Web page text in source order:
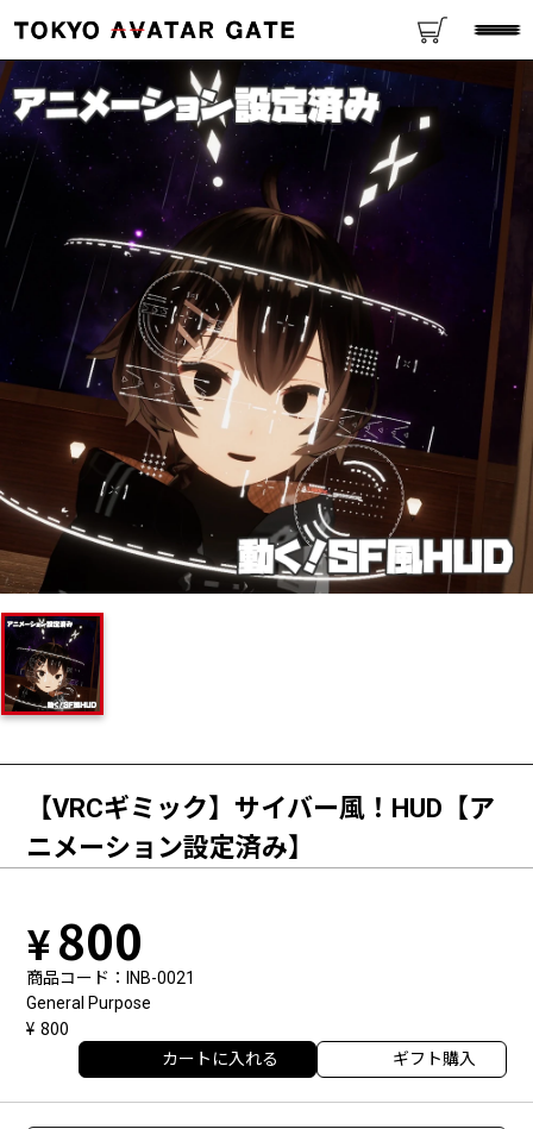
【VRCギミック】サイバー風！HUD【ア
ニメーション設定済み】
800
商品コード
INB-0021
General Purpose
800
カートに入れる ギフト購入